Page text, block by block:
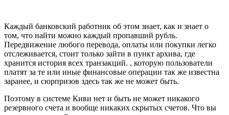
Каждый банковский работник об этом знает, как и знает о
том, что найти можно каждый пропавший рубль.
Передвижение любого перевода, оплаты или покупки легко
отслеживается, стоит только зайти в пункт архива, где
хранится история всех транзакций. , которую пользователи
платят за те или иные финансовые операции так же известна
заранее, и сюрпризов здесь так же не может быть.
Поэтому в системе Киви нет и быть не может никакого
резервного счета и вообще никаких скрытых счетов. Что вы